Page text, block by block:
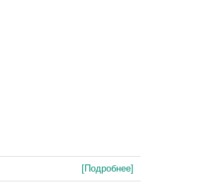
[Подробнее]